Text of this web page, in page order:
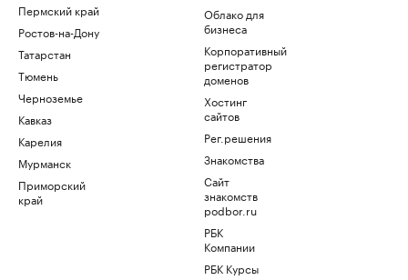
Пермский край
Ростов-на-Дону
Татарстан
Тюмень
Черноземье
Кавказ
Карелия
Мурманск
Приморский
край
Облако для
бизнеса
Корпоративный
регистратор
доменов
Хостинг
сайтов
Рег.решения
Знакомства
Сайт
знакомств
podbor.ru
РБК
Компании
РБК Курсы